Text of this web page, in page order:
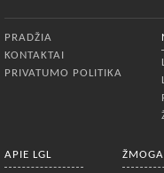
PRADŽIA
KONTAKTAI
PRIVATUMO POLITIKA
APIE LGL